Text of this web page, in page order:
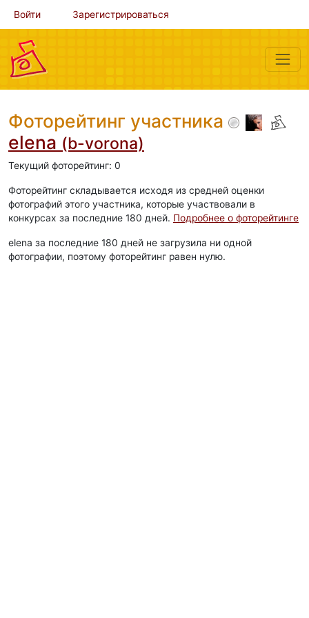
Войти Зарегистрироваться
Фоторейтинг участника
elena (b-vorona)
Текущий фоторейтинг: 0
Фоторейтинг складывается исходя из средней оценки
фотографий этого участника, которые участвовали в
конкурсах за последние 180 дней. Подробнее о фоторейтинге
elena за последние 180 дней не загрузила ни одной
фотографии, поэтому фоторейтинг равен нулю.